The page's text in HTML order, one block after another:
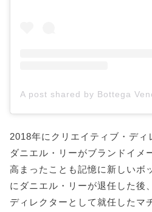
2018年にクリエイティブ・ディ
ダニエル・リーがブランドイメ
高まったことも記憶に新しいボ
にダニエル・リーが退任した後
ディレクターとして就任したマ